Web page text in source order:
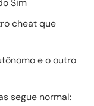
Sim
cheat que
e o outro
segue normal: